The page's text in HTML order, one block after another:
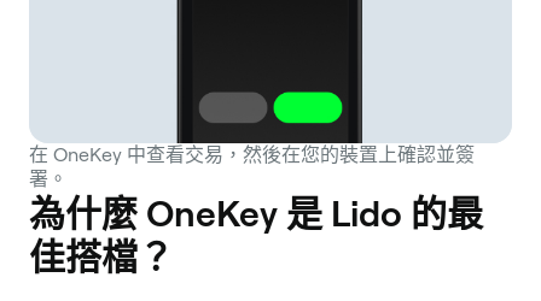
在 OneKey 中查看交易，然後在您的裝置上確認並簽
署。
為什麼 OneKey 是 Lido 的最
佳搭檔？